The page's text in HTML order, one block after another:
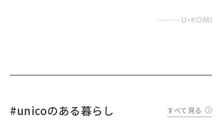
#unicoのある暮らし すべて見る